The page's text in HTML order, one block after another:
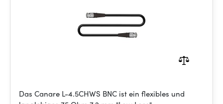
Das Canare L-4.5CHWS BNC ist ein flexibles und